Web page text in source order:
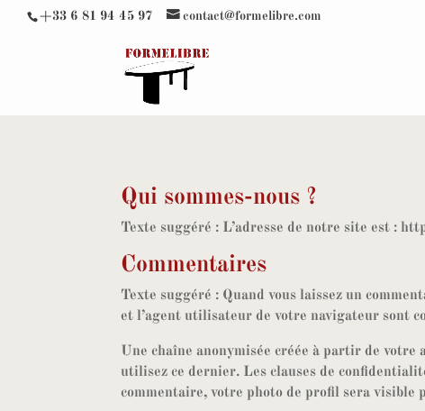
+33 6 81 94 45 97 contact@formelibre.com
Qui sommes-nous ?
Texte suggéré : L’adresse de notre site est :
Commentaires
Texte suggéré : Quand vous laissez un
et l’agent utilisateur de votre navigateur sont
Une chaîne anonymisée créée à partir de votre
utilisez ce dernier. Les clauses de
commentaire, votre photo de profil sera visible